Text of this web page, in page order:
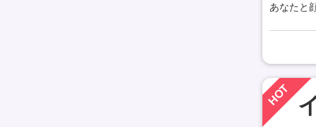
あなたと
HOT